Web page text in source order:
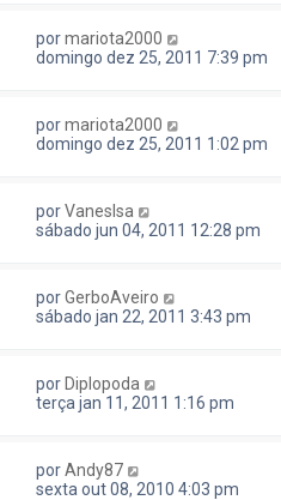
pormariota2000
domingo dez 25, 2011 7:39 pm
pormariota2000
domingo dez 25, 2011 1:02 pm
porVanesIsa
sábado jun 04, 2011 12:28 pm
porGerboAveiro
sábado jan 22, 2011 3:43 pm
por Diplopoda
terça jan 11, 2011 1:16 pm
porAndy87
sexta out 08, 2010 4:03 pm